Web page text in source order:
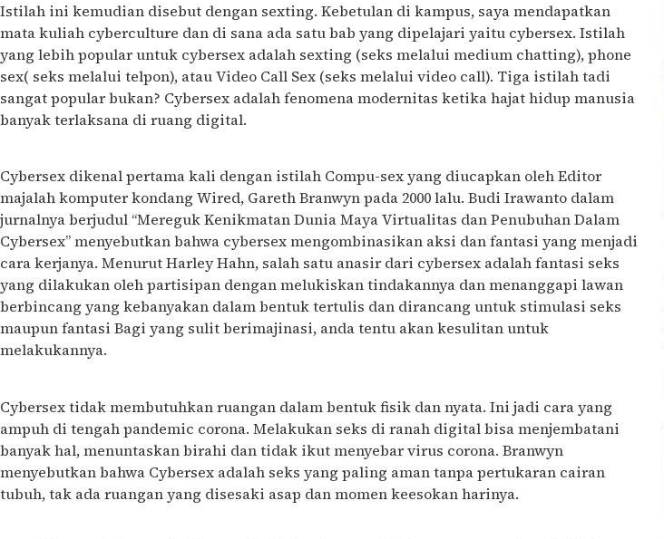
Istilah ini kemudian disebut dengan sexting. Kebetulan di kampus, saya mendapatkan
mata kuliah cyberculture dan di sana ada satu bab yang dipelajari yaitu cybersex. Istilah
yang lebih popular untuk cybersex adalah sexting (seks melalui medium chatting), phone
sex( seks melalui telpon), atau Video Call Sex (seks melalui video call). Tiga istilah tadi
sangat popular bukan? Cybersex adalah fenomena modernitas ketika hajat hidup manusia
banyak terlaksana di ruang digital.
Cybersex dikenal pertama kali dengan istilah Compu-sex yang diucapkan oleh Editor
majalah komputer kondang Wired, Gareth Branwyn pada 2000 lalu. Budi Irawanto dalam
jurnalnya berjudul “Mereguk Kenikmatan Dunia Maya Virtualitas dan Penubuhan Dalam
Cybersex” menyebutkan bahwa cybersex mengombinasikan aksi dan fantasi yang menjadi
cara kerjanya. Menurut Harley Hahn, salah satu anasir dari cybersex adalah fantasi seks
yang dilakukan oleh partisipan dengan melukiskan tindakannya dan menanggapi lawan
berbincang yang kebanyakan dalam bentuk tertulis dan dirancang untuk stimulasi seks
maupun fantasi Bagi yang sulit berimajinasi, anda tentu akan kesulitan untuk
melakukannya.
Cybersex tidak membutuhkan ruangan dalam bentuk fisik dan nyata. Ini jadi cara yang
ampuh di tengah pandemic corona. Melakukan seks di ranah digital bisa menjembatani
banyak hal, menuntaskan birahi dan tidak ikut menyebar virus corona. Branwyn
menyebutkan bahwa Cybersex adalah seks yang paling aman tanpa pertukaran cairan
tubuh, tak ada ruangan yang disesaki asap dan momen keesokan harinya.